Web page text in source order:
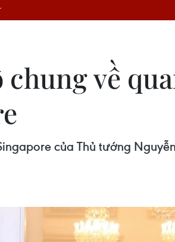
chung về
của Thủ tướng